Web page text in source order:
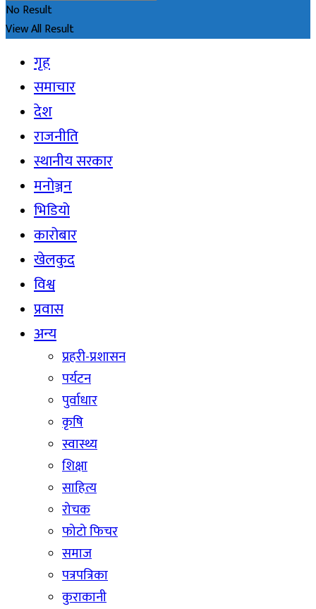
No Result
View All Result
गृह
समाचार
देश
राजनीति
स्थानीय सरकार
मनोञ्जन
भिडियो
कारोबार
खेलकुद
विश्व
प्रवास
अन्य
प्रहरी-प्रशासन
पर्यटन
पुर्वाधार
कृषि
स्वास्थ्य
शिक्षा
साहित्य
रोचक
फोटो फिचर
समाज
पत्रपत्रिका
कुराकानी